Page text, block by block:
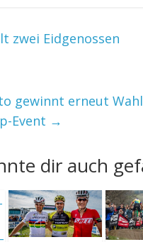
zwei Eidgenossen
gewinnt erneut
Event →
dir auch